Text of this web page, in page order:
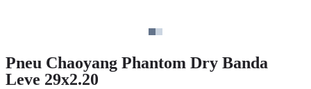
Pneu Chaoyang Phantom Dry Banda
Leve 29x2.20